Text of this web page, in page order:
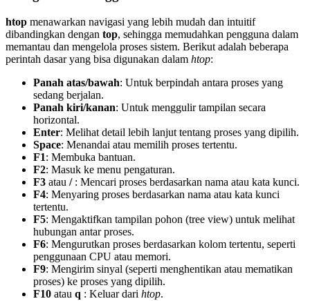
htop menawarkan navigasi yang lebih mudah dan intuitif
dibandingkan dengan top, sehingga memudahkan pengguna dalam
memantau dan mengelola proses sistem. Berikut adalah beberapa
perintah dasar yang bisa digunakan dalam htop:
Panah atas/bawah: Untuk berpindah antara proses yang
sedang berjalan.
Panah kiri/kanan: Untuk menggulir tampilan secara
horizontal.
Enter: Melihat detail lebih lanjut tentang proses yang dipilih.
Space: Menandai atau memilih proses tertentu.
F1: Membuka bantuan.
F2: Masuk ke menu pengaturan.
F3 atau /: Mencari proses berdasarkan nama atau kata kunci.
F4: Menyaring proses berdasarkan nama atau kata kunci
tertentu.
F5: Mengaktifkan tampilan pohon (tree view) untuk melihat
hubungan antar proses.
F6: Mengurutkan proses berdasarkan kolom tertentu, seperti
penggunaan CPU atau memori.
F9: Mengirim sinyal (seperti menghentikan atau mematikan
proses) ke proses yang dipilih.
F10 atau q : Keluar dari htop.